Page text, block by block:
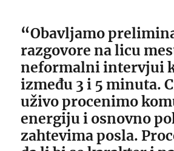
“Obavljamo
razgovore na licu
neformalni intervjui
između 3 i 5 minuta.
uživo procenimo
energiju i osnovno
zahtevima posla.